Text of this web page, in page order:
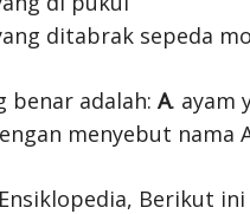
ditabrak sepeda
benar adalah: A. ayam
menyebut nama
Berikut ini